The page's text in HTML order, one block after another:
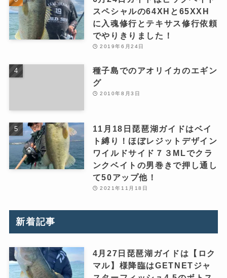
スペシャルの64XHと65XXH
に入魂修行とテキサス修行依頼
でやりきりました！
2019年6月24日
種子島でのアオリイカのエギン
グ
2010年8月3日
11月18日琵琶湖ガイドはベイ
ト縛り！ほぼレジットデザイン
ワイルドサイド７３MLでクラ
ンクベイトの男巻きで押し通し
て50アップ他！
2021年11月18日
新着記事
4月27日琵琶湖ガイドは【ロク
マル】様降臨はGETNETジャ